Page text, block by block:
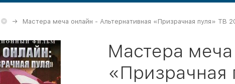
Мастера меча онлайн - Альтернативная «Призрачная пуля» ТВ
Мастера
«Призрачная